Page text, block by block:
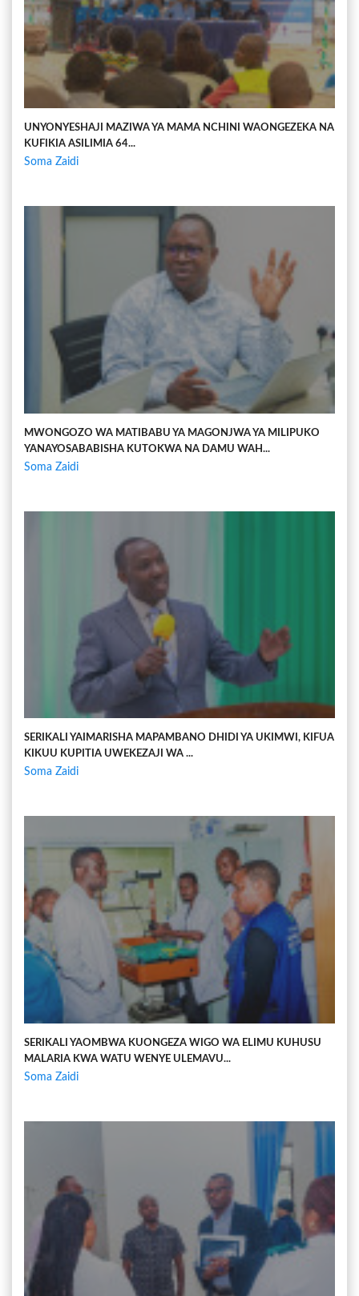
UNYONYESHAJI MAZIWA YA MAMA NCHINI WAONGEZEKA NA
KUFIKIA ASILIMIA 64...
Soma Zaidi
MWONGOZO WA MATIBABU YA MAGONJWA YA MILIPUKO
YANAYOSABABISHA KUTOKWA NA DAMU WAH...
Soma Zaidi
SERIKALI YAIMARISHA MAPAMBANO DHIDI YA UKIMWI, KIFUA
KIKUU KUPITIA UWEKEZAJI WA ...
Soma Zaidi
SERIKALI YAOMBWA KUONGEZA WIGO WA ELIMU KUHUSU
MALARIA KWA WATU WENYE ULEMAVU...
Soma Zaidi